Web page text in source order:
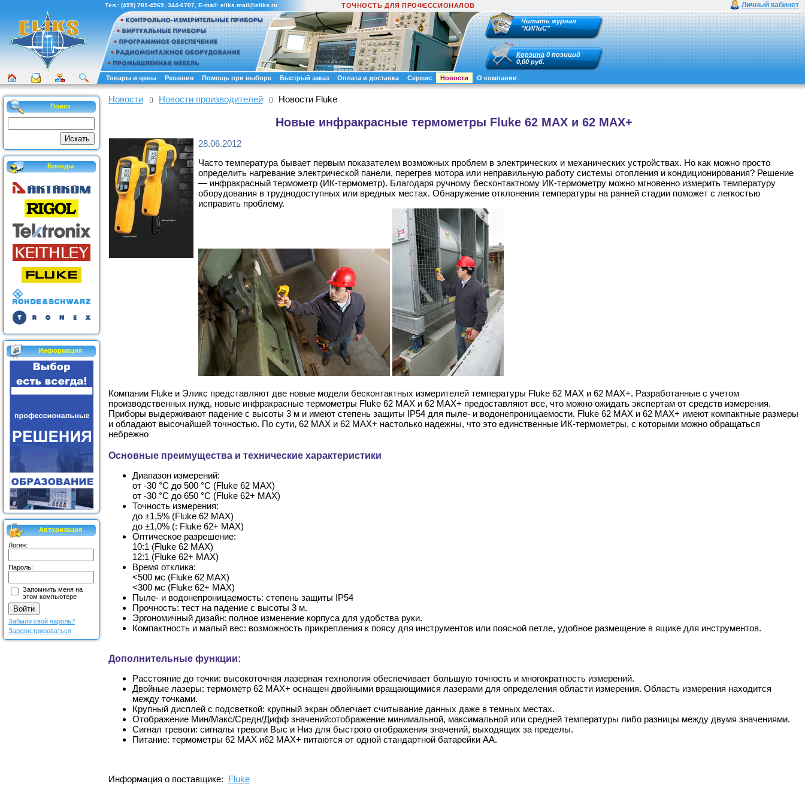
Личный кабинет
Тел.: (495) 781-4969 344-6707 , E-mail: eliks.mail@eliks.ru ТОЧНОСТЬ ДЛЯ ПРОФЕССИОНАЛОВ
Читать журнал
"КИПиС"
Корзина 0 позиций
0,00 руб.
Товары и цены Решения Помощь при выборе Быстрый заказ Оплата и доставка Сервис Новости О компании
Поиск
Бренды
Информация
Авторизация
Логин:
Пароль:
Запомнить меня на
этом компьютере
Забыли свой пароль?
Зарегистрироваться
Новости Новости производителей Новости Fluke
Новые инфракрасные термометры Fluke 62 MAX и 62 MAX+
28.06.2012
Часто температура бывает первым показателем возможных проблем в электрических и механических устройствах. Но как можно просто
определить нагревание электрической панели, перегрев мотора или неправильную работу системы отопления и кондиционирования? Решение
— инфракрасный термометр (ИК-термометр). Благодаря ручному бесконтактному ИК-термометру можно мгновенно измерить температуру
оборудования в труднодоступных или вредных местах. Обнаружение отклонения температуры на ранней стадии поможет с легкостью
исправить проблему.
Компании Fluke и Эликс представляют две новые модели бесконтактных измерителей температуры Fluke 62 MAX и 62 MAX+. Разработанные с учетом
производственных нужд, новые инфракрасные термометры Fluke 62 MAX и 62 MAX+ предоставляют все, что можно ожидать экспертам от средств измерения.
Приборы выдерживают падение с высоты 3 м и имеют степень защиты IP54 для пыле- и водонепроницаемости. Fluke 62 MAX и 62 MAX+ имеют компактные размеры
и обладают высочайшей точностью. По сути, 62 MAX и 62 MAX+ настолько надежны, что это единственные ИК-термометры, с которыми можно обращаться
небрежно
Основные преимущества и технические характеристики
Диапазон измерений:
от -30 °C до 500 °C (Fluke 62 MAX)
от -30 °C до 650 °C (Fluke 62+ MAX)
Точность измерения:
до ±1,5% (Fluke 62 MAX)
до ±1,0% (: Fluke 62+ MAX)
Оптическое разрешение:
10:1 (Fluke 62 MAX)
12:1 (Fluke 62+ MAX)
Время отклика:
<500 мс (Fluke 62 MAX)
<300 мс (Fluke 62+ MAX)
Пыле- и водонепроницаемость: степень защиты IP54
Прочность: тест на падение с высоты 3 м.
Эргономичный дизайн: полное изменение корпуса для удобства руки.
Компактность и малый вес: возможность прикрепления к поясу для инструментов или поясной петле, удобное размещение в ящике для инструментов.
Дополнительные функции:
Расстояние до точки: высокоточная лазерная технология обеспечивает большую точность и многократность измерений.
Двойные лазеры: термометр 62 MAX+ оснащен двойными вращающимися лазерами для определения области измерения. Область измерения находится
между точками.
Крупный дисплей с подсветкой: крупный экран облегчает считывание данных даже в темных местах.
Отображение Мин/Макс/Средн/Дифф значений:отображение минимальной, максимальной или средней температуры либо разницы между двумя значениями.
Сигнал тревоги: сигналы тревоги Выс и Низ для быстрого отображения значений, выходящих за пределы.
Питание: термометры 62 MAX и62 MAX+ питаются от одной стандартной батарейки AA.
Информация о поставщике: Fluke